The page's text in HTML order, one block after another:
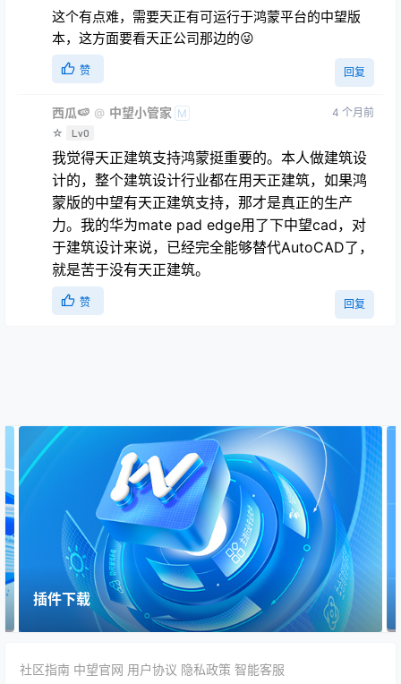
这个有点难，需要天正有可运行于鸿蒙平台的中望版
本，这方面要看天正公司那边的😜
赞 回复
西瓜🍉 @ 中望小管家 M
☆
Lv0
4 个月前
我觉得天正建筑支持鸿蒙挺重要的。本人做建筑设
计的，整个建筑设计行业都在用天正建筑，如果鸿
蒙版的中望有天正建筑支持，那才是真正的生产
力。我的华为mate pad edge用了下中望cad，对
于建筑设计来说，已经完全能够替代AutoCAD了，
就是苦于没有天正建筑。
赞 回复
插件下载
社区指南 中望官网 用户协议 隐私政策 智能客服